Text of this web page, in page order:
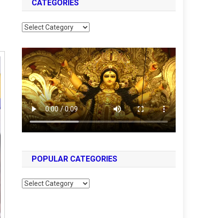
CATEGORIES
Categories
POPULAR CATEGORIES
Popular